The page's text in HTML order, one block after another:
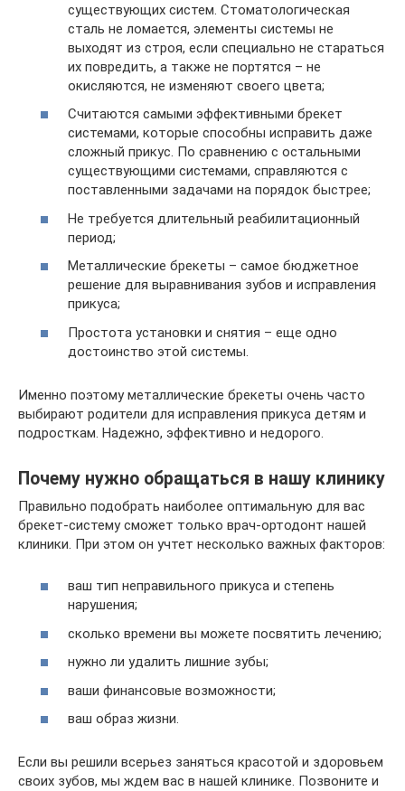
существующих систем. Стоматологическая
сталь не ломается, элементы системы не
выходят из строя, если специально не стараться
их повредить, а также не портятся – не
окисляются, не изменяют своего цвета;
Считаются самыми эффективными брекет
системами, которые способны исправить даже
сложный прикус. По сравнению с остальными
существующими системами, справляются с
поставленными задачами на порядок быстрее;
Не требуется длительный реабилитационный
период;
Металлические брекеты – самое бюджетное
решение для выравнивания зубов и исправления
прикуса;
Простота установки и снятия – еще одно
достоинство этой системы.
Именно поэтому металлические брекеты очень часто
выбирают родители для исправления прикуса детям и
подросткам. Надежно, эффективно и недорого.
Почему нужно обращаться в нашу клинику
Правильно подобрать наиболее оптимальную для вас
брекет-систему сможет только врач-ортодонт нашей
клиники. При этом он учтет несколько важных факторов:
ваш тип неправильного прикуса и степень
нарушения;
сколько времени вы можете посвятить лечению;
нужно ли удалить лишние зубы;
ваши финансовые возможности;
ваш образ жизни.
Если вы решили всерьез заняться красотой и здоровьем
своих зубов, мы ждем вас в нашей клинике. Позвоните и